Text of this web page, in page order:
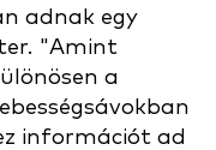
adnak egy
"Amint
a
információt ad